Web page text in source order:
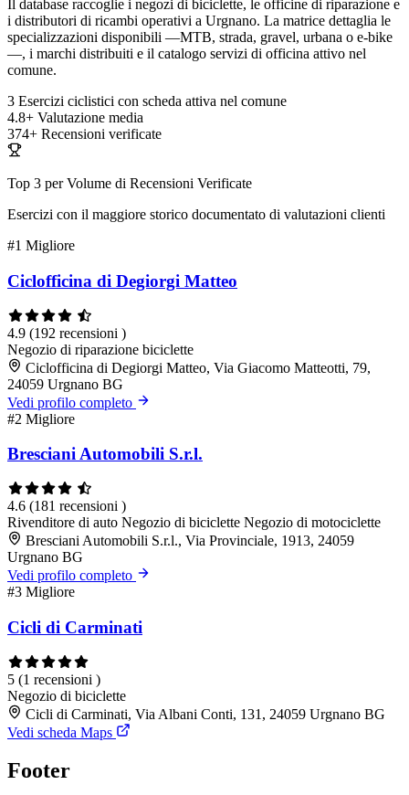
Il database raccoglie i negozi di biciclette, le officine di riparazione e
i distributori di ricambi operativi a Urgnano. La matrice dettaglia le
specializzazioni disponibili —MTB, strada, gravel, urbana o e-bike
—, i marchi distribuiti e il catalogo servizi di officina attivo nel
comune.
3 Esercizi ciclistici con scheda attiva nel comune
4.8+ Valutazione media
374+ Recensioni verificate
Top 3 per Volume di Recensioni Verificate
Esercizi con il maggiore storico documentato di valutazioni clienti
#1 Migliore
Ciclofficina di Degiorgi Matteo
4.9 (192 recensioni )
Negozio di riparazione biciclette
Ciclofficina di Degiorgi Matteo, Via Giacomo Matteotti, 79,
24059 Urgnano BG
Vedi profilo completo
#2 Migliore
Bresciani Automobili S.r.l.
4.6 (181 recensioni )
Rivenditore di auto Negozio di biciclette Negozio di motociclette
Bresciani Automobili S.r.l., Via Provinciale, 1913, 24059
Urgnano BG
Vedi profilo completo
#3 Migliore
Cicli di Carminati
5 (1 recensioni )
Negozio di biciclette
Cicli di Carminati, Via Albani Conti, 131, 24059 Urgnano BG
Vedi scheda Maps
Footer